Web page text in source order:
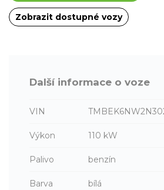
Zobrazit dostupné vozy
Další informace o voze
VIN
Výkon 110 kW
Palivo benzín
Barva bílá